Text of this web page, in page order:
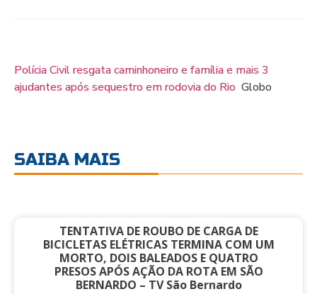
Polícia Civil resgata caminhoneiro e família e mais 3
ajudantes após sequestro em rodovia do Rio Globo
SAIBA MAIS
TENTATIVA DE ROUBO DE CARGA DE
BICICLETAS ELÉTRICAS TERMINA COM UM
MORTO, DOIS BALEADOS E QUATRO
PRESOS APÓS AÇÃO DA ROTA EM SÃO
BERNARDO – TV São Bernardo